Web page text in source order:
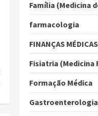
Família (Medicina
farmacologia
FINANÇAS MÉDICAS
Fisiatria (Medicina
Formação Médica
Gastroenterologia